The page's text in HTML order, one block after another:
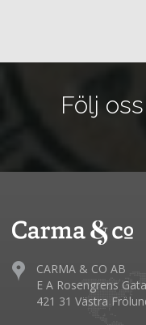
Följ
CARMA & CO AB
E A Rosengrens
421 31 Västra